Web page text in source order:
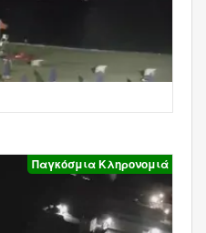
Παγκόσμια Κληρονομιά